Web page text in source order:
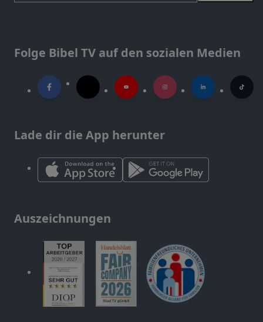
Folge Bibel TV auf den sozialen Medien
Lade dir die App herunter
Auszeichnungen